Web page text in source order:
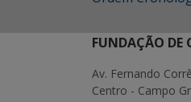
FUNDAÇÃO DE
Av. Fernando
Centro - Campo